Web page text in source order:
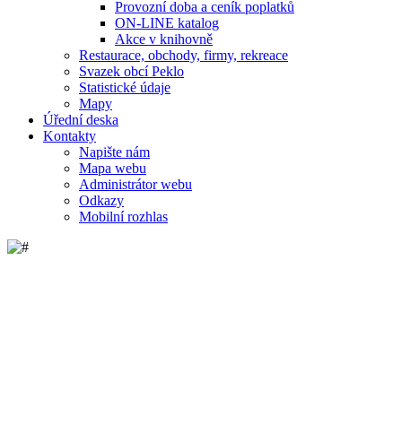
Provozní doba a ceník poplatků
ON-LINE katalog
Akce v knihovně
Restaurace, obchody, firmy, rekreace
Svazek obcí Peklo
Statistické údaje
Mapy
Úřední deska
Kontakty
Napište nám
Mapa webu
Administrátor webu
Odkazy
Mobilní rozhlas